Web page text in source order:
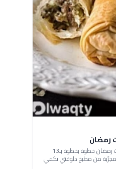
رمضان
طريقة عمل سبرنج رول باللحم والجبن – وصفات رمضان خطوة بخطوة بـ13
ومجرّبة من مطبخ دلوقتي تكفي